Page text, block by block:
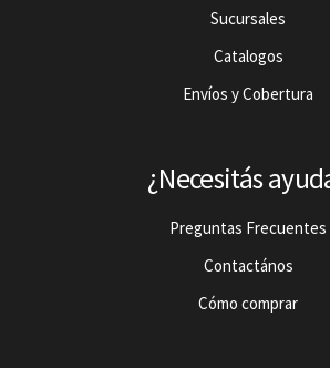
Sucursales
Catalogos
Envíos y Cobertura
¿Necesitás
Preguntas Frecuentes
Contactános
Cómo comprar